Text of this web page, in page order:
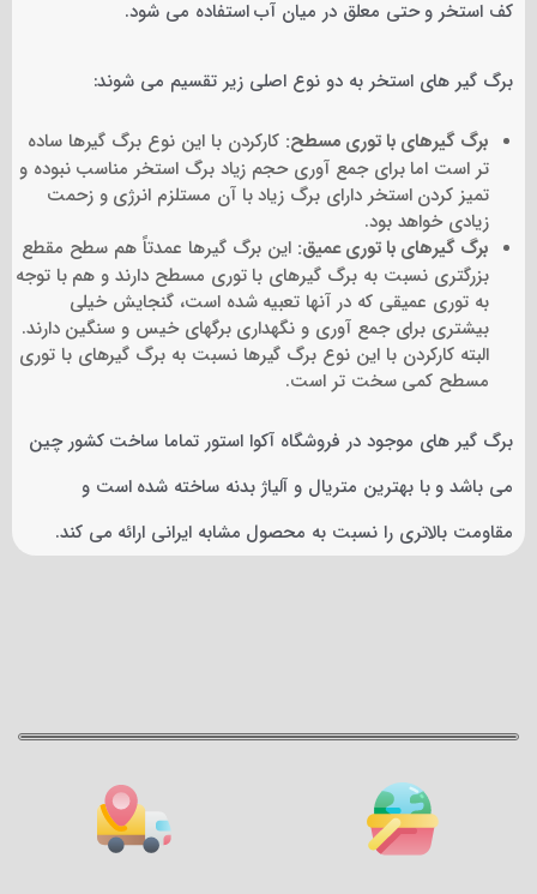
کف استخر و حتی معلق در میان آب استفاده می شود.
برگ گیر های استخر به دو نوع اصلی زیر تقسیم می شوند:
برگ گیرهای با توری مسطح: کارکردن با این نوع برگ گیرها ساده
تر است اما برای جمع آوری حجم زیاد برگ استخر مناسب نبوده و
تمیز کردن استخر دارای برگ زیاد با آن مستلزم انرژی و زحمت
زیادی خواهد بود.
برگ گیرهای با توری عمیق: این برگ گیرها عمدتاً هم سطح مقطع
بزرگتری نسبت به برگ گیرهای با توری مسطح دارند و هم با توجه
به توری عمیقی که در آنها تعبیه شده است، گنجایش خیلی
بیشتری برای جمع آوری و نگهداری برگهای خیس و سنگین دارند.
البته کارکردن با این نوع برگ گیرها نسبت به برگ گیرهای با توری
مسطح کمی سخت تر است.
برگ گیر های موجود در فروشگاه آکوا استور تماما ساخت کشور چین
می باشد و با بهترین متریال و آلیاژ بدنه ساخته شده است و
مقاومت بالاتری را نسبت به محصول مشابه ایرانی ارائه می کند.